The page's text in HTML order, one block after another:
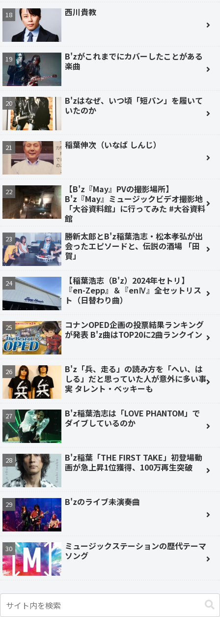
西川貴教
B'zがこれまでにカバーしたことがある
楽曲
B'zはなぜ、いつ頃「短パン」を履いて
いたのか
稲葉伸次（いなば しんじ）
【B'z『May』PVの撮影場所】
B'z『May』ミュージックビデオ撮影地
「大谷資料館」に行ってみた #大谷資料
館
勝新太郎とB'z稲葉浩志・松本孝弘が出
会ったエピソードと、伝説の酒場 「田
賀」
【稲葉浩志（B'z）2024年セトリ】
『en-Zepp』＆『enⅣ』全セットリス
ト（日替わり曲）
コナンOPED企画の投票結果ランキング
が発表 B'z曲はTOP20に2曲ランクイン
B'z「兵、走る」の読み方を「へい、は
しる」だと思っていた人が意外に多い事
実 タレント・ベッキーも
B'z稲葉浩志は「LOVE PHANTOM」で
ダイブしているのか
B'z稲葉「THE FIRST TAKE」初登場動
画が急上昇1位獲得、100万再生突破
B'zのライブ未演奏曲
ミュージックステーションの歴代テーマ
ソング